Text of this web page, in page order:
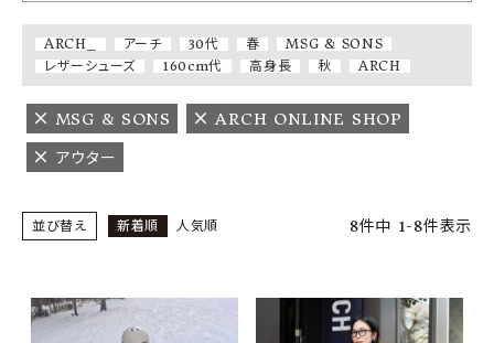
BRAND
CATEGORY
CONTENTS
ご利用ガイド
ARCH_ アーチ 30代 春
MSG & SONS
レザーシューズ
160cm代 高身長 秋 ARCH
MSG & SONS
ARCH ONLINE SHOP
アウター
並び替え 新着順 人気順 8件中 1-8件表示